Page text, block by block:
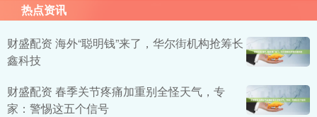
热点资讯
财盛配资 海外“聪明钱”来了，华尔街机构抢筹长
鑫科技
财盛配资 春季关节疼痛加重别全怪天气，专
家：警惕这五个信号